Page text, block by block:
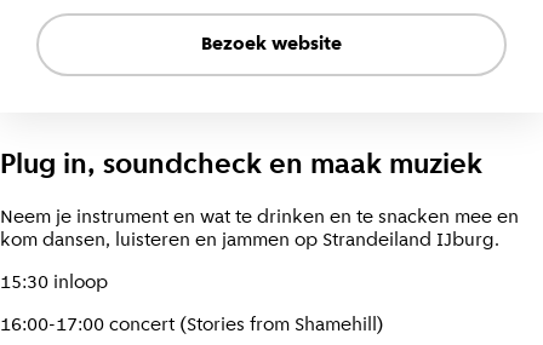
Bezoek website
Plug in, soundcheck en maak muziek
Neem je instrument en wat te drinken en te snacken mee en
kom dansen, luisteren en jammen op Strandeiland IJburg.
15:30 inloop
16:00-17:00 concert (Stories from Shamehill)